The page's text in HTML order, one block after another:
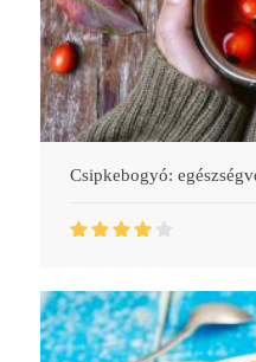
Csipkebogyó: